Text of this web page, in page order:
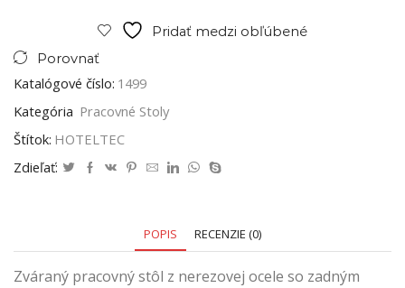
Pridať medzi obľúbené
Porovnať
Katalógové číslo: 1499
Kategória Pracovné Stoly
Štítok: HOTELTEC
Zdieľať:
POPIS RECENZIE (0)
Zváraný pracovný stôl z nerezovej ocele so zadným